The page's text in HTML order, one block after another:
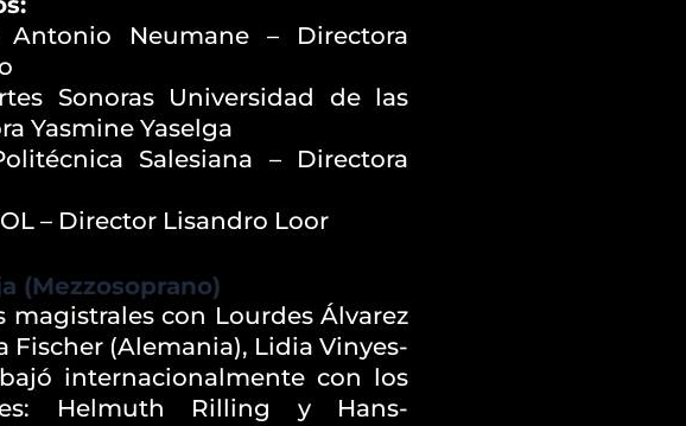
Antonio Neumane – Directora
Sonoras Universidad de las
Yasmine Yaselga
Salesiana – Directora
– Director Lisandro Loor
(Mezzosoprano)
magistrales con Lourdes Álvarez
Fischer (Alemania), Lidia Vinyes-
internacionalmente con los
Helmuth Rilling y Hans-